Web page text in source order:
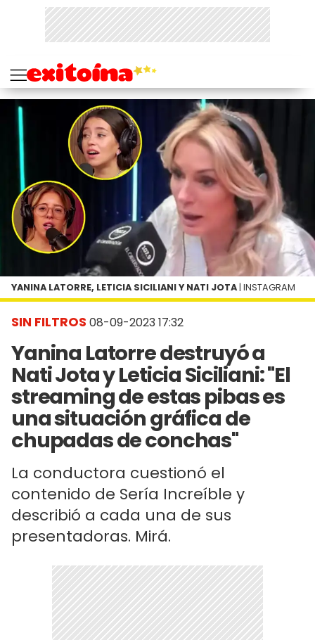
SIN FILTROS 08-09-2023 17:32
Yanina Latorre destruyó a
Nati Jota y Leticia Siciliani: "El
streaming de estas pibas es
una situación gráfica de
chupadas de conchas"
La conductora cuestionó el
contenido de Sería Increíble y
describió a cada una de sus
presentadoras. Mirá.
YANINA LATORRE, LETICIA SICILIANI Y NATI JOTA | INSTAGRAM